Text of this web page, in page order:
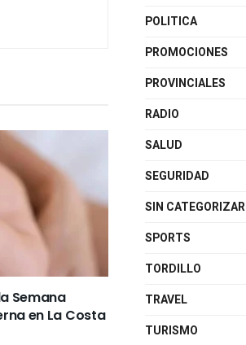
Semana
en La Costa
POLITICA
PROMOCIONES
PROVINCIALES
RADIO
SALUD
SEGURIDAD
SIN CATEGORIZAR
SPORTS
TORDILLO
TRAVEL
TURISMO